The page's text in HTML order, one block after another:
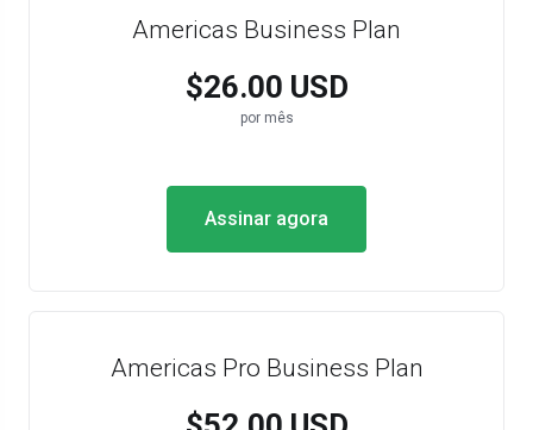
Americas Business Plan
$26.00 USD
por mês
Assinar agora
Americas Pro Business Plan